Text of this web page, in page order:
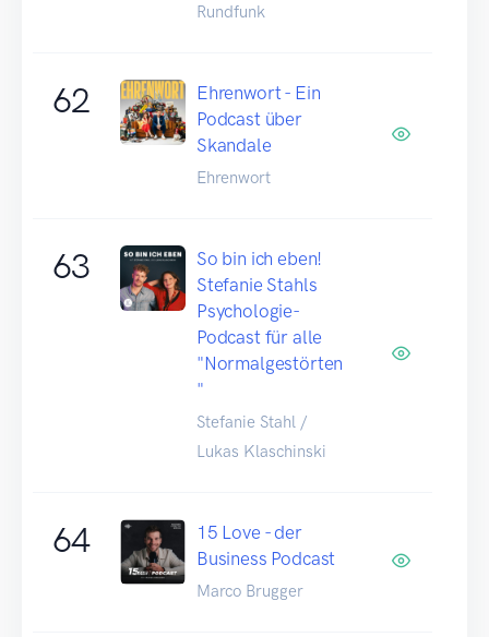
Rundfunk
62
Ehrenwort - Ein
Podcast über
Skandale
Ehrenwort
63
So bin ich eben!
Stefanie Stahls
Psychologie-
Podcast für alle
"Normalgestörten
"
Stefanie Stahl /
Lukas Klaschinski
64
15 Love - der
Business Podcast
Marco Brugger